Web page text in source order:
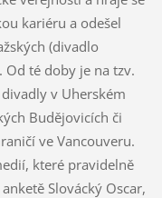
kariéru a odešel
(divadlo
té doby je na tzv.
v Uherském
Budějovicích či
ve Vancouveru.
které pravidelně
Slovácký Oscar,